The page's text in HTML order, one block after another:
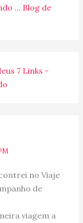
... Blog de
7 Links -
no Viaje
de
viagem a